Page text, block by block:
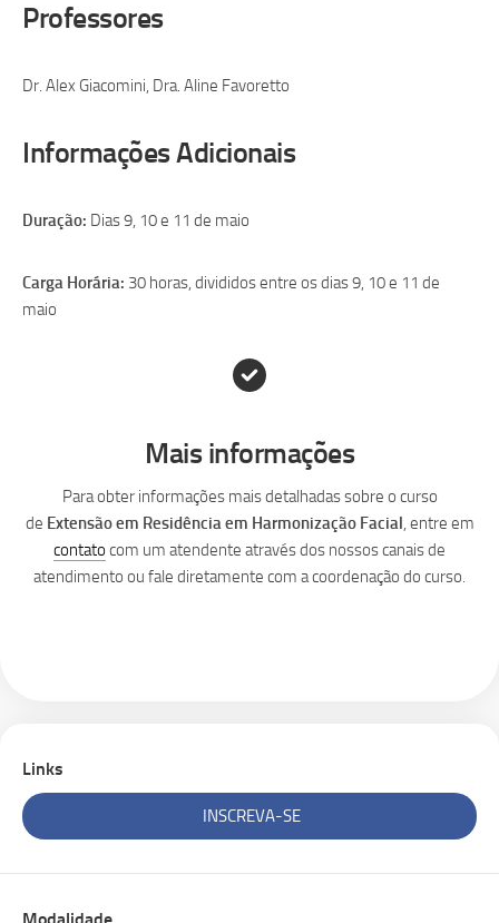
Professores
Dr. Alex Giacomini, Dra. Aline Favoretto
Informações Adicionais
Duração: Dias 9, 10 e 11 de maio
Carga Horária: 30 horas, divididos entre os dias 9, 10 e 11 de
maio
Mais informações
Para obter informações mais detalhadas sobre o curso
de Extensão em Residência em Harmonização Facial , entre em
contato com um atendente através dos nossos canais de
atendimento ou fale diretamente com a coordenação do curso.
Links
INSCREVA-SE